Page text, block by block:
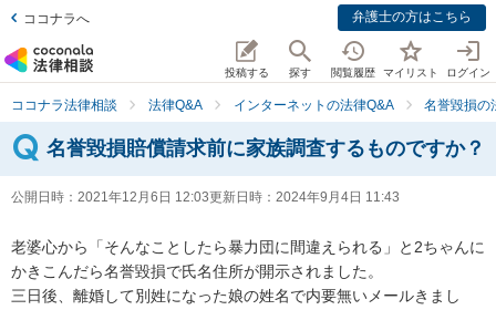
ココナラへ 弁護士の方はこちら
投稿する 探す 閲覧履歴 マイリスト ログイン
ココナラ法律相談 法律Q&A インターネットの法律Q&A 名誉毀損の
名誉毀損賠償請求前に家族調査するものですか？
公開日時： 2021年12月6日 12:03更新日時： 2024年9月4日 11:43
老婆心から「そんなことしたら暴力団に間違えられる」と2ちゃんに
かきこんだら名誉毀損で氏名住所が開示されました。
三日後、離婚して別姓になった娘の姓名で内要無いメールきまし